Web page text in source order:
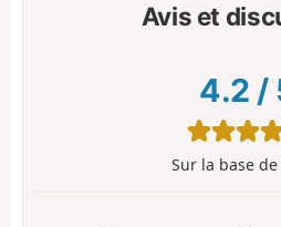
Avis et
4.2 /
Sur la base de